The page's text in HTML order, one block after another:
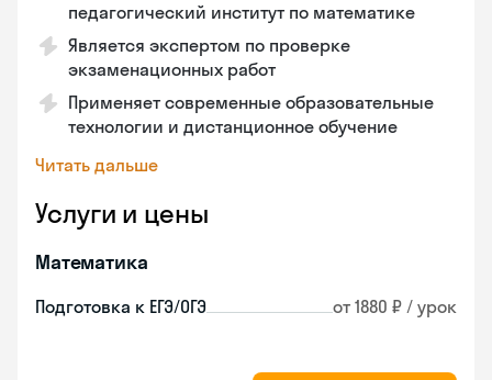
педагогический институт по математике
Является экспертом по проверке
экзаменационных работ
Применяет современные образовательные
технологии и дистанционное обучение
Читать дальше
Услуги и цены
Математика
Подготовка к ЕГЭ/ОГЭ от 1880 ₽ / урок